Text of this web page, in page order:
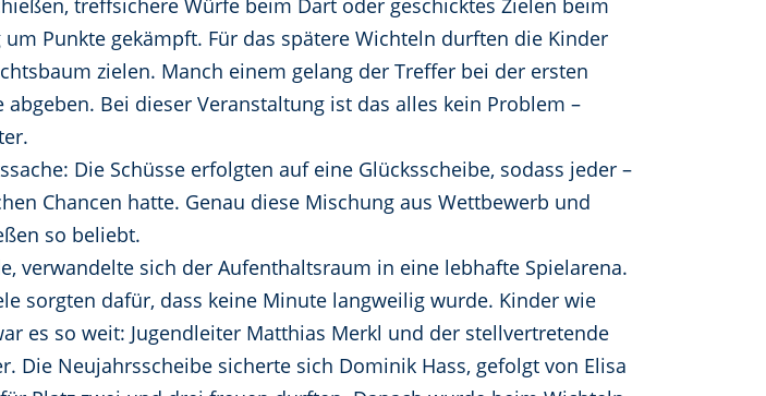
treffsichere Würfe beim Dart oder geschicktes Zielen beim
Punkte gekämpft. Für das spätere Wichteln durften die Kinder
zielen. Manch einem gelang der Treffer bei der ersten
Bei dieser Veranstaltung ist das alles kein Problem –
Die Schüsse erfolgten auf eine Glücksscheibe, sodass jeder –
Chancen hatte. Genau diese Mischung aus Wettbewerb und
so beliebt.
verwandelte sich der Aufenthaltsraum in eine lebhafte Spielarena.
sorgten dafür, dass keine Minute langweilig wurde. Kinder wie
es so weit: Jugendleiter Matthias Merkl und der stellvertretende
Die Neujahrsscheibe sicherte sich Dominik Hass, gefolgt von Elisa